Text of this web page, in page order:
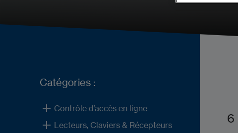
Catégories :
Contrôle d’accès en ligne
Lecteurs, Claviers & Récepteurs
6